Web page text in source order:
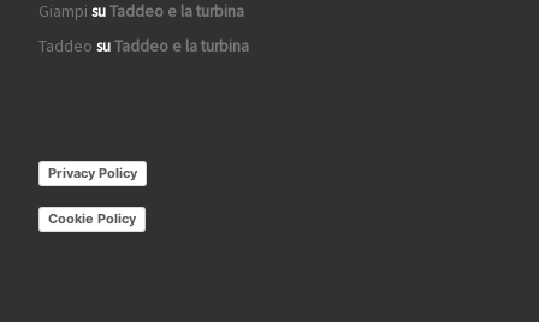
Giampi suTaddeo e la turbina
Taddeo suTaddeo e la turbina
Privacy Policy
Cookie Policy